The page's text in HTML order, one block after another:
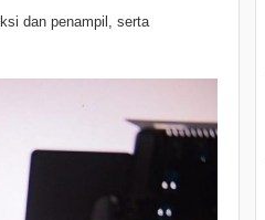
dan penampil, serta